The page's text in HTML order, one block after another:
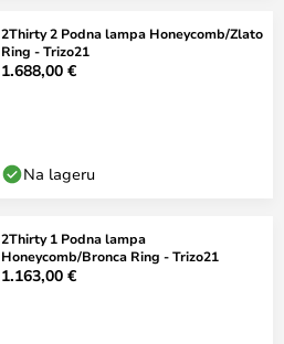
2Thirty 2 Podna lampa Honeycomb/Zlato
Ring - Trizo21
1.688,00 €
Na lageru
2Thirty 1 Podna lampa
Honeycomb/Bronca Ring - Trizo21
1.163,00 €